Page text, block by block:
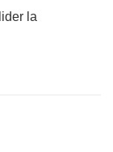
la